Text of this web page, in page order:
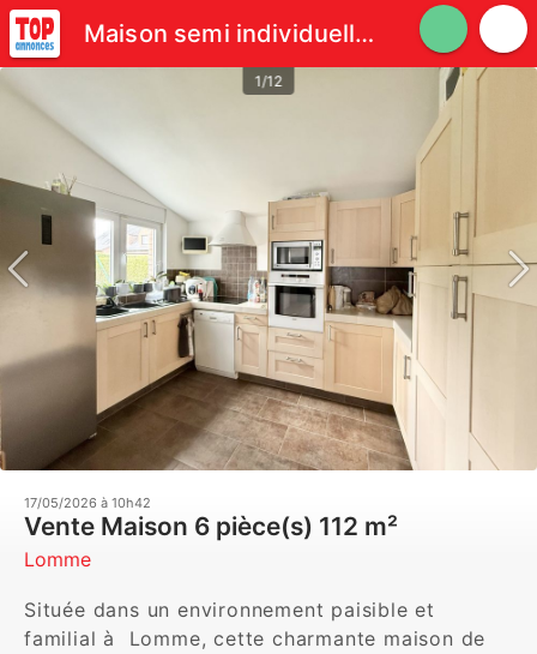
Maison semi individuelle avec garage
1/12
17/05/2026 à 10h42
Vente Maison 6 pièce(s) 112 m²
Lomme
Située dans un environnement paisible et
familial à  Lomme, cette charmante maison de